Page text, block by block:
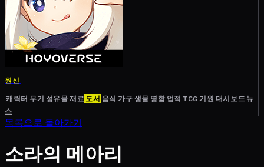
원신
캐릭터 무기 성유물재료도서 음식 가구생물 명함 업적 TCG기원 대시보드뉴
스
목록으로 돌아가기
소라의 메아리